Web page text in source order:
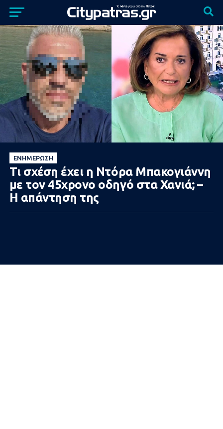
ΕΝΗΜΈΡΩΣΗ
Τι σχέση έχει η Ντόρα Μπακογιάννη
με τον 45χρονο οδηγό στα Χανιά; –
Η απάντηση της